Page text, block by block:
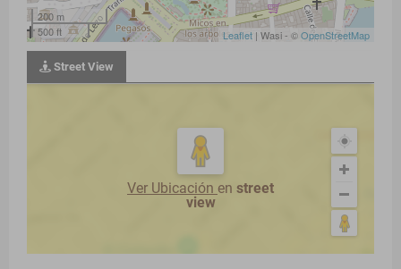
200 m
500 ft
Leaflet | Wasi - ©OpenStreetMap
Street View
Ver Ubicación en street
view